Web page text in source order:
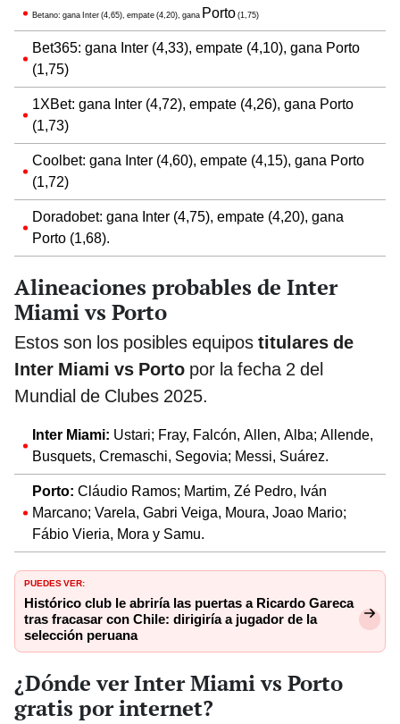
Betano: gana Inter (4,65), empate (4,20), gana Porto (1,75)
Bet365: gana Inter (4,33), empate (4,10), gana Porto
(1,75)
1XBet: gana Inter (4,72), empate (4,26), gana Porto
(1,73)
Coolbet: gana Inter (4,60), empate (4,15), gana Porto
(1,72)
Doradobet: gana Inter (4,75), empate (4,20), gana
Porto (1,68).
Alineaciones probables de Inter
Miami vs Porto
Estos son los posibles equipos titulares de
Inter Miami vs Porto por la fecha 2 del
Mundial de Clubes 2025.
Inter Miami: Ustari; Fray, Falcón, Allen, Alba; Allende,
Busquets, Cremaschi, Segovia; Messi, Suárez.
Porto: Cláudio Ramos; Martim, Zé Pedro, Iván
Marcano; Varela, Gabri Veiga, Moura, Joao Mario;
Fábio Vieria, Mora y Samu.
PUEDES VER:
Histórico club le abriría las puertas a Ricardo Gareca
tras fracasar con Chile: dirigiría a jugador de la
selección peruana
¿Dónde ver Inter Miami vs Porto
gratis por internet?